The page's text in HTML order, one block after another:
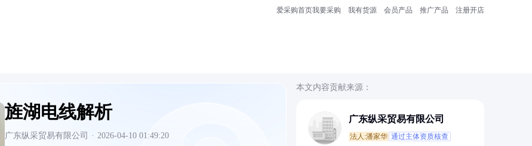
爱采购首页我要采购 我有货源 会员产品 推广产品 注册开店
旌湖电线解析
广东纵采贸易有限公司 · 2026-04-10 01:49:20
本文内容贡献来源：
广东纵采贸易有限公司
法人:潘家华 通过主体资质核查